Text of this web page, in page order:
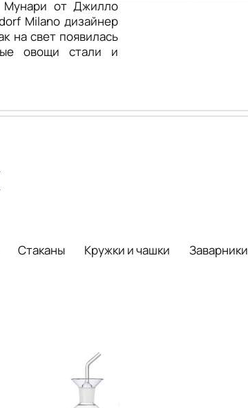
Мунари от Джилло
Milano дизайнер
на свет появилась
овощи стали и
Стаканы Кружки и чашки Заварники